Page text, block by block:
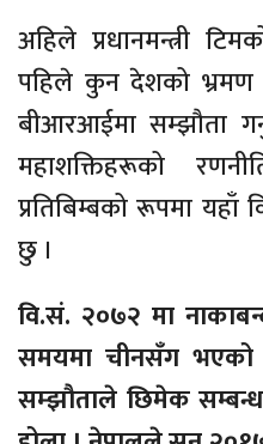
अहिले प्रधानमन्त्री
पहिले कुन देशको भ्रमण
बीआरआईमा सम्झौता
महाशक्तिहरूको
प्रतिबिम्बको रूपमा
छु ।
वि.सं. २०७२ मा
समयमा चीनसँग भएको
सम्झौताले छिमेक